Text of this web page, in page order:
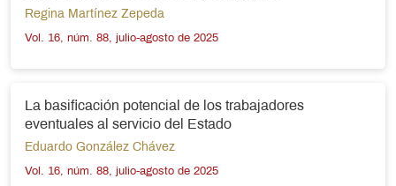
Regina Martínez Zepeda
Vol. 16, núm. 88, julio-agosto de 2025
La basificación potencial de los trabajadores
eventuales al servicio del Estado
Eduardo González Chávez
Vol. 16, núm. 88, julio-agosto de 2025